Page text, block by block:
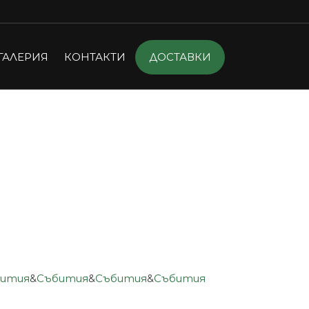
КОНТАКТИ ДОСТАВКИ
&Събития&Събития&Събития